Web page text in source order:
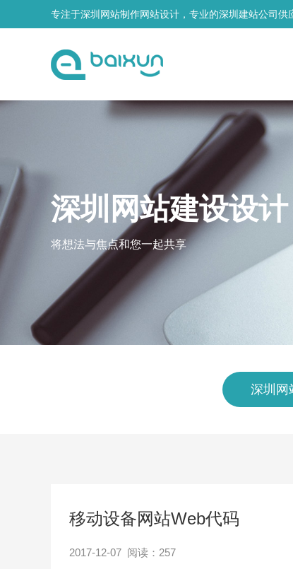
专注于深圳网站制作网站设计，专业的深圳建站公司供
深圳网站建设设计
将想法与焦点和您一起共享
深圳网
移动设备网站Web代码
2017-12-07 阅读： 257